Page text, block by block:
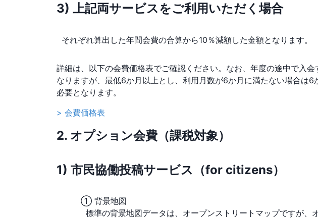
3) 上記両サービスをご利用いただく場合
それぞれ算出した年間会費の合算から10％減額した金額となります。
詳細は、以下の会費価格表でご確認ください。なお、年度の途中で入
なりますが、最低6か月以上とし、利用月数が6か月に満たない場合
必要となります。
> 会費価格表
2. オプション会費（課税対象）
1) 市民協働投稿サービス（for citizens）
① 背景地図
標準の背景地図データは、オープンストリートマップですが、